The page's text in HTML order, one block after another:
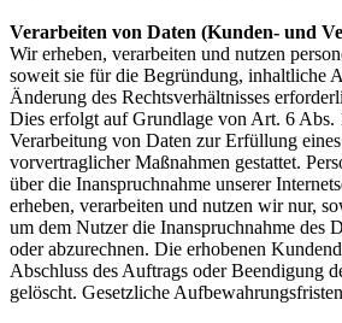
Verarbeiten von Daten (Kunden- und
Wir erheben, verarbeiten und nutzen
soweit sie für die Begründung, inhaltliche
Änderung des Rechtsverhältnisses
Dies erfolgt auf Grundlage von Art. 6
Verarbeitung von Daten zur Erfüllung
vorvertraglicher Maßnahmen gestattet.
über die Inanspruchnahme unserer
erheben, verarbeiten und nutzen wir nur,
um dem Nutzer die Inanspruchnahme des
oder abzurechnen. Die erhobenen
Abschluss des Auftrags oder Beendigung
gelöscht. Gesetzliche